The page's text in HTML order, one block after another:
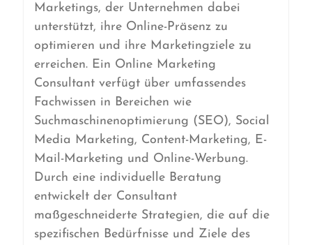
Marketings, der Unternehmen dabei
unterstützt, ihre Online-Präsenz zu
optimieren und ihre Marketingziele zu
erreichen. Ein Online Marketing
Consultant verfügt über umfassendes
Fachwissen in Bereichen wie
Suchmaschinenoptimierung (SEO), Social
Media Marketing, Content-Marketing, E-
Mail-Marketing und Online-Werbung.
Durch eine individuelle Beratung
entwickelt der Consultant
maßgeschneiderte Strategien, die auf die
spezifischen Bedürfnisse und Ziele des